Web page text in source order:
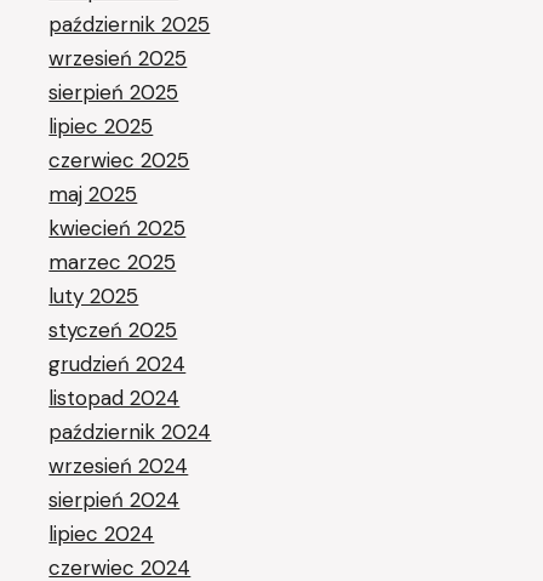
październik 2025
wrzesień 2025
sierpień 2025
lipiec 2025
czerwiec 2025
maj 2025
kwiecień 2025
marzec 2025
luty 2025
styczeń 2025
grudzień 2024
listopad 2024
październik 2024
wrzesień 2024
sierpień 2024
lipiec 2024
czerwiec 2024